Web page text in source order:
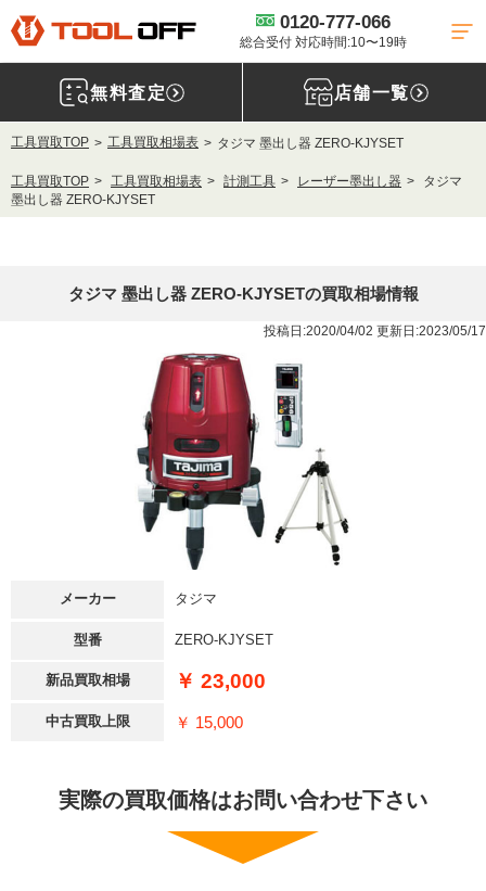
0120-777-066
総合受付 対応時間:10〜19時
無料査定 店舗一覧
工具買取TOP 工具買取相場表 タジマ 墨出し器 ZERO-KJYSET
工具買取TOP 工具買取相場表 計測工具 レーザー墨出し器
タジマ
墨出し器 ZERO-KJYSET
タジマ 墨出し器 ZERO-KJYSETの買取相場情報
投稿日:2020/04/02 更新日:2023/05/17
メーカー タジマ
型番 ZERO-KJYSET
新品買取相場 ￥ 23,000
中古買取上限 ￥ 15,000
実際の買取価格はお問い合わせ下さい